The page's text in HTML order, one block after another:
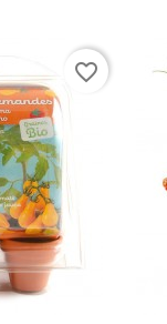
favorite_border